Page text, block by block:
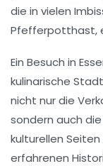
die in vielen
Pfefferpotthast,
Ein Besuch in
kulinarische
nicht nur die
sondern auch
kulturellen Seiten
erfahrenen